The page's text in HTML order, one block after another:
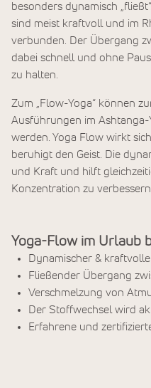
besonders dynamisch
sind meist kraftvoll und im
verbunden. Der Übergang
dabei schnell und ohne
zu halten.
Zum „Flow-Yoga“ können
Ausführungen im
werden. Yoga Flow wirkt
beruhigt den Geist. Die
und Kraft und hilft
Konzentration zu
Yoga-Flow im Urlaub
Dynamischer &
Fließender Übergang
Verschmelzung von
Der Stoffwechsel wird
Erfahrene und